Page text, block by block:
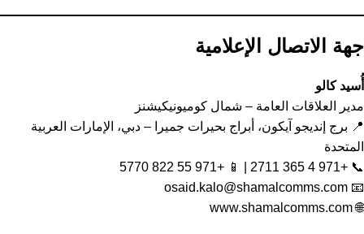
جهة الاتصال الإعلامية
أُسيد كالو
مدير العلاقات العامة – شمال كوميونيكيشنز
📍 برج إنديجو آيكون، أبراج بحيرات جميرا – دبي، الإمارات العربية
المتحدة
📞 +971 4 365 2711 | 📱 +971 55 822 5770
📧
osaid.kalo@shamalcomms.com
🌐
www.shamalcomms.com